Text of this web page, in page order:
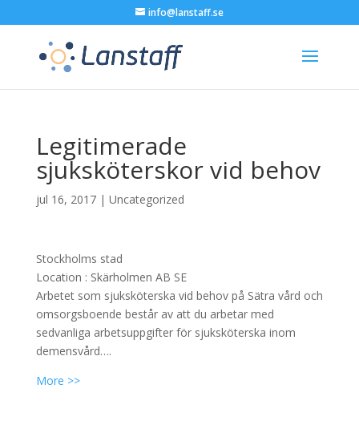
info@lanstaff.se
Legitimerade
sjuksköterskor vid behov
jul 16, 2017| Uncategorized
Stockholms stad
Location : Skärholmen AB SE
Arbetet som sjuksköterska vid behov på Sätra vård och
omsorgsboende består av att du arbetar med
sedvanliga arbetsuppgifter för sjuksköterska inom
demensvård….
More >>